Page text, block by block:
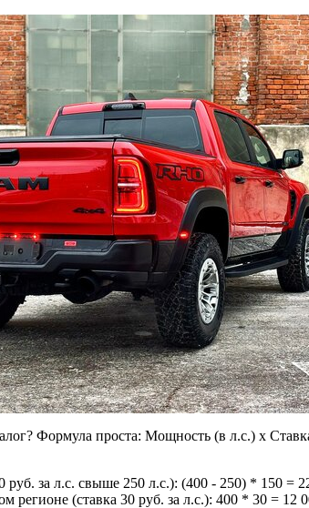
Формула проста: Мощность (в л.с.) х
руб. за л.с. свыше 250 л.с.): (400 - 250) * 150 =
регионе (ставка 30 руб. за л.с.): 400 * 30 = 12